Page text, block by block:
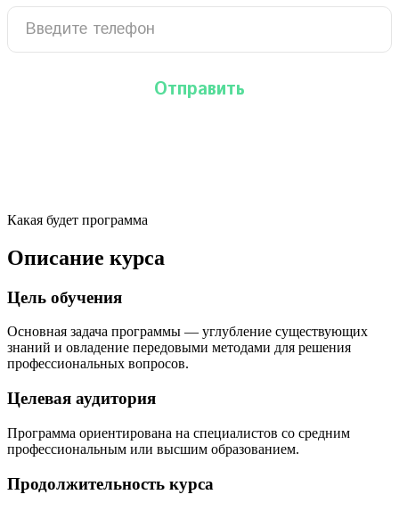
Какая будет программа
Описание курса
Цель обучения
Основная задача программы — углубление существующих
знаний и овладение передовыми методами для решения
профессиональных вопросов.
Целевая аудитория
Программа ориентирована на специалистов со средним
профессиональным или высшим образованием.
Продолжительность курса